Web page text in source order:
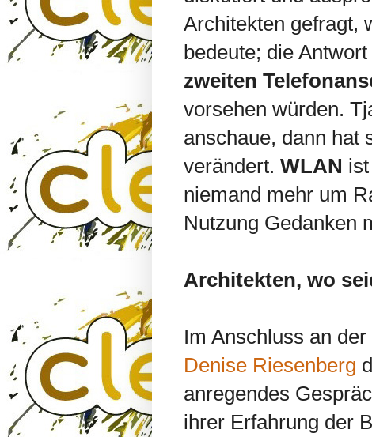
Architekten gefragt,
bedeute; die
zweiten
vorsehen würden.
anschaue, dann hat
verändert. WLAN
niemand mehr um
Nutzung Gedanken
Architekten, wo
Im Anschluss an
Denise Riesenberg
anregendes
ihrer Erfahrung der